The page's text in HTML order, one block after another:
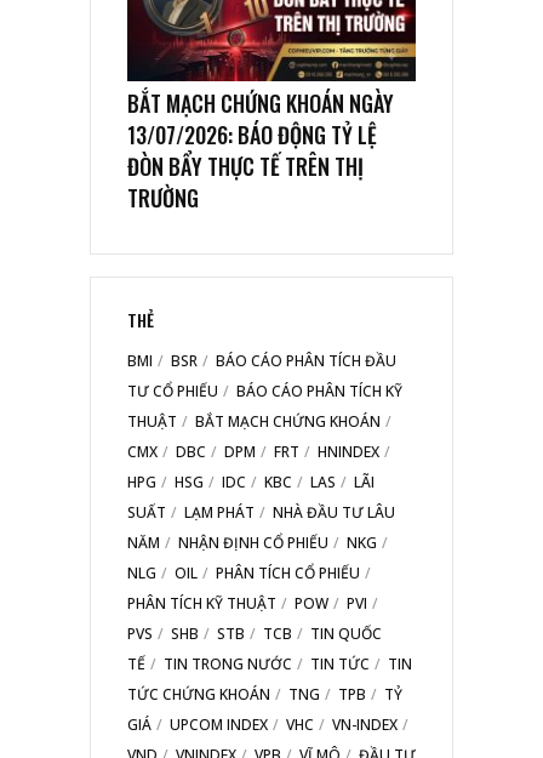
BẮT MẠCH CHỨNG KHOÁN NGÀY
13/07/2026: BÁO ĐỘNG TỶ LỆ
ĐÒN BẨY THỰC TẾ TRÊN THỊ
TRƯỜNG
THẺ
BMI BSR
BÁO CÁO PHÂN TÍCH ĐẦU
TƯ CỔ PHIẾU
BÁO CÁO PHÂN TÍCH KỸ
THUẬT
BẮT MẠCH CHỨNG KHOÁN
CMX
DBC DPM FRT
HNINDEX
HPG
HSG IDC KBC LAS
LÃI
SUẤT
LẠM PHÁT
NHÀ ĐẦU TƯ LÂU
NĂM
NHẬN ĐỊNH CỔ PHIẾU
NKG
NLG
OIL
PHÂN TÍCH CỔ PHIẾU
PHÂN TÍCH KỸ THUẬT
POW
PVI
PVS
SHB STB TCB
TIN QUỐC
TẾ
TIN TRONG NƯỚC TIN TỨC
TIN
TỨC CHỨNG KHOÁN
TNG TPB
TỶ
GIÁ
UPCOM INDEX VHC
VN-INDEX